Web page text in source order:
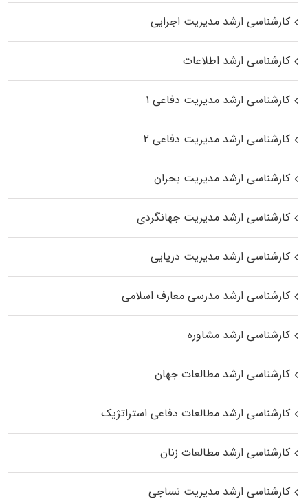
کارشناسی ارشد مدیریت اجرایی
کارشناسی ارشد اطلاعات
کارشناسی ارشد مدیریت دفاعی ۱
کارشناسی ارشد مدیریت دفاعی ۲
کارشناسی ارشد مدیریت بحران
کارشناسی ارشد مدیریت جهانگردی
کارشناسی ارشد مدیریت دریایی
کارشناسی ارشد مدرسی معارف اسلامی
کارشناسی ارشد مشاوره
کارشناسی ارشد مطالعات جهان
کارشناسی ارشد مطالعات دفاعی استراتژیک
کارشناسی ارشد مطالعات زنان
کارشناسی ارشد مدیریت نساجی